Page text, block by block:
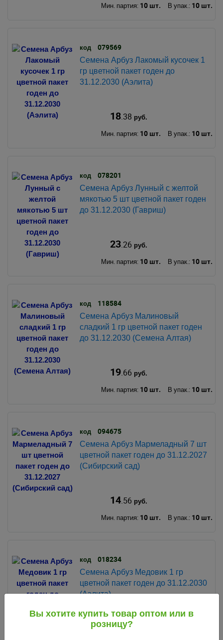
Мин. партия: 10 шт. В упак.: 10 шт.
код 079569
Семена Арбуз Лакомый кусочек 1
гр цветной пакет годен до
31.12.2030 (Аэлита)
18.38 руб.
Мин. партия: 10 шт. В упак.: 10 шт.
код 078201
Семена Арбуз Лунный с желтой
мякотью 5 шт цветной пакет годен
до 31.12.2030 (Гавриш)
23.26 руб.
Мин. партия: 10 шт. В упак.: 10 шт.
код 118584
Семена Арбуз Малиновый
сладкий 1 гр цветной пакет годен
до 31.12.2030 (Семена Алтая)
19.66 руб.
Мин. партия: 10 шт. В упак.: 10 шт.
код 094675
Семена Арбуз Мармеладный 7 шт
цветной пакет годен до 31.12.2027
(Сибирский сад)
14.56 руб.
Мин. партия: 10 шт. В упак.: 10 шт.
код 018234
Семена Арбуз Медовик 1 гр
цветной пакет годен до 31.12.2030
(Аэлита)
20.00
Вы хотите купить товар оптом или в
розницу?